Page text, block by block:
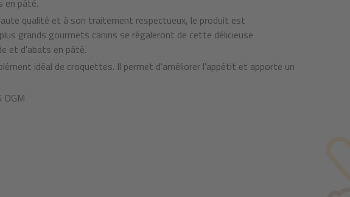
en pâté.
qualité et à son traitement respectueux, le produit est
grands gourmets canins se régaleront de cette délicieuse
et d'abats en pâté.
idéal de croquettes. Il permet d'améliorer l'appétit et apporte un
OGM